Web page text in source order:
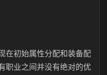
在初始属性分配和装备配
职业之间并没有绝对的优